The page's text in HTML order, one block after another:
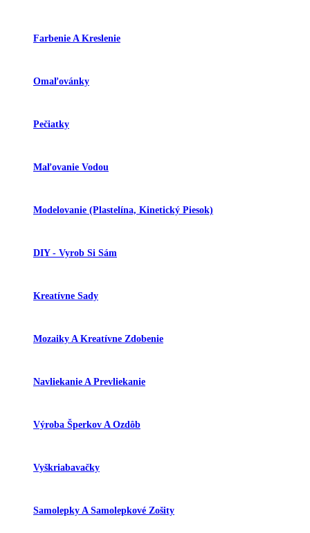
Farbenie A Kreslenie
Omaľovánky
Pečiatky
Maľovanie Vodou
Modelovanie (plastelína, Kinetický Piesok)
DIY - Vyrob Si Sám
Kreatívne Sady
Mozaiky A Kreatívne Zdobenie
Navliekanie A Prevliekanie
Výroba Šperkov A Ozdôb
Vyškriabavačky
Samolepky A Samolepkové Zošity